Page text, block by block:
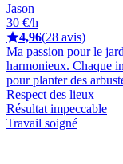
Jason
30 €/h
4,96(28 avis)
Ma passion pour le
harmonieux. Chaque
pour planter des
Respect des lieux
Résultat impeccable
Travail soigné